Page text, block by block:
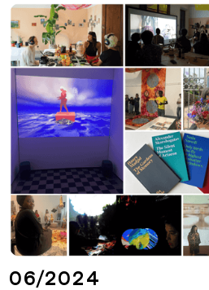
06/2024